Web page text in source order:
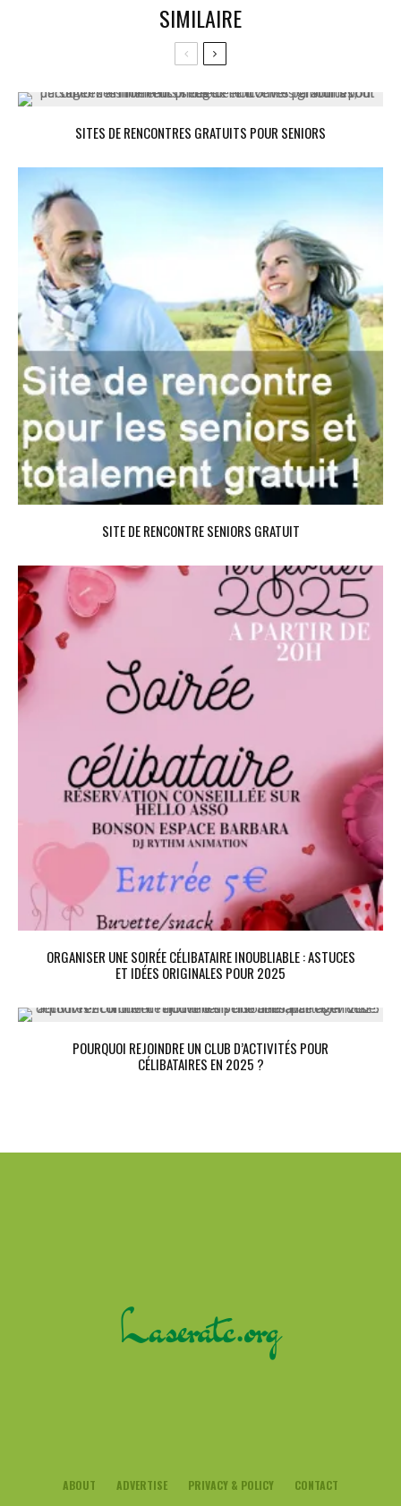
SIMILAIRE
SITES DE RENCONTRES GRATUITS POUR SENIORS
SITE DE RENCONTRE SENIORS GRATUIT
ORGANISER UNE SOIRÉE CÉLIBATAIRE INOUBLIABLE : ASTUCES
ET IDÉES ORIGINALES POUR 2025
POURQUOI REJOINDRE UN CLUB D’ACTIVITÉS POUR
CÉLIBATAIRES EN 2025 ?
ABOUT ADVERTISE PRIVACY & POLICY CONTACT